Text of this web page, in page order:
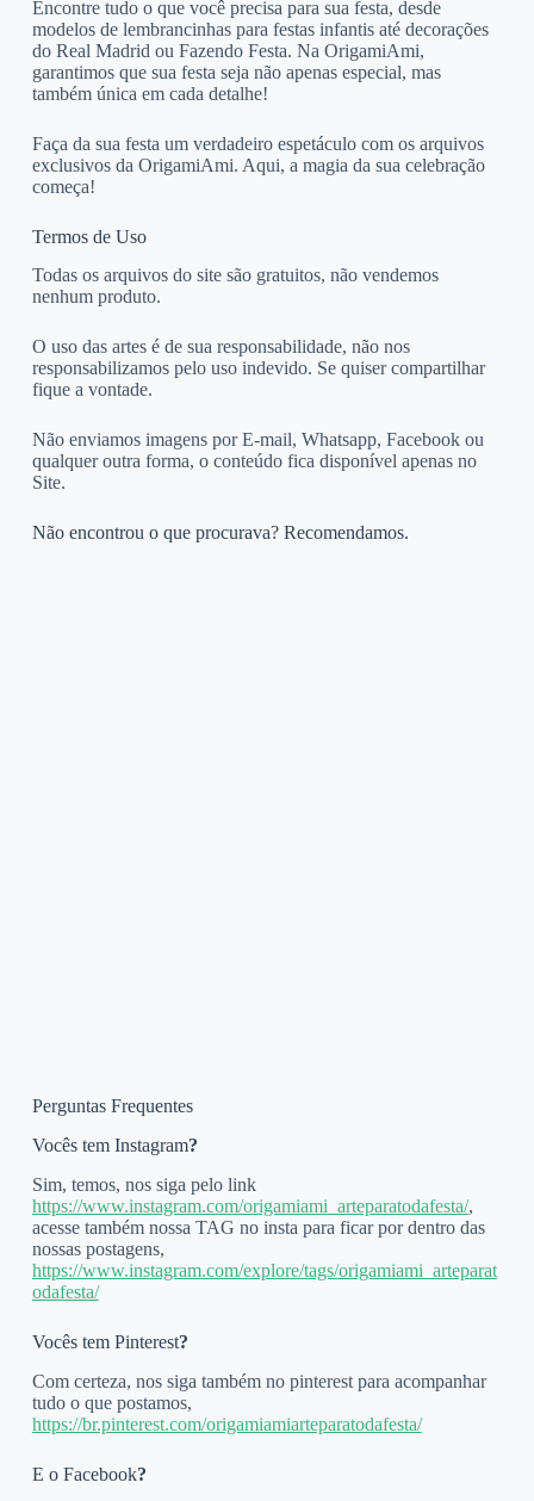
Encontre tudo o que você precisa para sua festa, desde
modelos de lembrancinhas para festas infantis até decorações
do Real Madrid ou Fazendo Festa. Na OrigamiAmi,
garantimos que sua festa seja não apenas especial, mas
também única em cada detalhe!
Faça da sua festa um verdadeiro espetáculo com os arquivos
exclusivos da OrigamiAmi. Aqui, a magia da sua celebração
começa!
Termos de Uso
Todas os arquivos do site são gratuitos, não vendemos
nenhum produto.
O uso das artes é de sua responsabilidade, não nos
responsabilizamos pelo uso indevido. Se quiser compartilhar
fique a vontade.
Não enviamos imagens por E-mail, Whatsapp, Facebook ou
qualquer outra forma, o conteúdo fica disponível apenas no
Site.
Não encontrou o que procurava? Recomendamos.
Perguntas Frequentes
Vocês tem Instagram?
Sim, temos, nos siga pelo link
https://www.instagram.com/origamiami_arteparatodafesta/,
acesse também nossa TAG no insta para ficar por dentro das
nossas postagens,
https://www.instagram.com/explore/tags/origamiami_arteparat
odafesta/
Vocês tem Pinterest?
Com certeza, nos siga também no pinterest para acompanhar
tudo o que postamos,
https://br.pinterest.com/origamiamiarteparatodafesta/
E o Facebook?